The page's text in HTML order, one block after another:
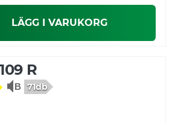
LÄGG I VARUKORG
R
71db